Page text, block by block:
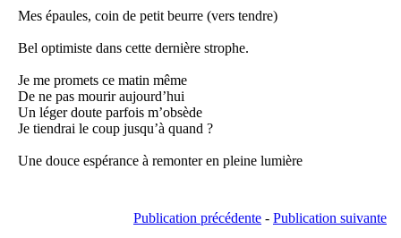
Mes épaules, coin de petit beurre (vers tendre)
Bel optimiste dans cette dernière strophe.
Je me promets ce matin même
De ne pas mourir aujourd’hui
Un léger doute parfois m’obsède
Je tiendrai le coup jusqu’à quand ?
Une douce espérance à remonter en pleine lumière
Publication précédente - Publication suivante